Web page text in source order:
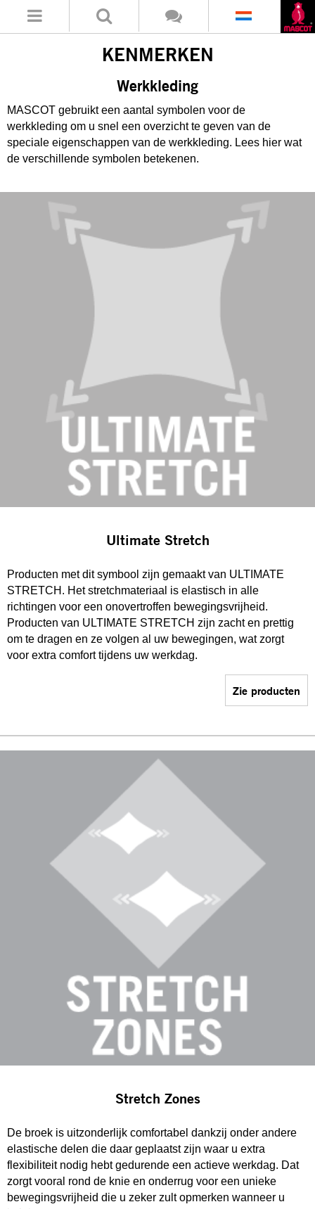
KENMERKEN
Werkkleding
MASCOT gebruikt een aantal symbolen voor de
werkkleding om u snel een overzicht te geven van de
speciale eigenschappen van de werkkleding. Lees hier wat
de verschillende symbolen betekenen.
Ultimate Stretch
Producten met dit symbool zijn gemaakt van ULTIMATE
STRETCH. Het stretchmateriaal is elastisch in alle
richtingen voor een onovertroffen bewegingsvrijheid.
Producten van ULTIMATE STRETCH zijn zacht en prettig
om te dragen en ze volgen al uw bewegingen, wat zorgt
voor extra comfort tijdens uw werkdag.
Zie producten
Stretch Zones
De broek is uitzonderlijk comfortabel dankzij onder andere
elastische delen die daar geplaatst zijn waar u extra
flexibiliteit nodig hebt gedurende een actieve werkdag. Dat
zorgt vooral rond de knie en onderrug voor een unieke
bewegingsvrijheid die u zeker zult opmerken wanneer u